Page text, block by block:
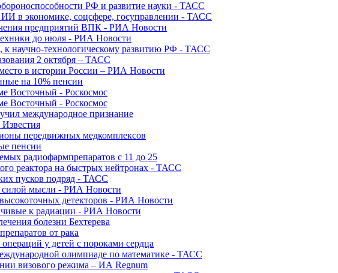
РФ и развитие науки - ТАСС
в экономике, соцсфере, госуправлении - ТАСС
предприятий ВПК - РИА Новости
до июля - РИА Новости
к научно-технологическому развитию РФ - ТАСС
2 октября – ТАСС
в истории России – РИА Новости
на 10% пенсии
Восточный - Роскосмос
Восточный - Роскосмос
международное признание
передвижных медкомплексов
пенсии
радиофармпрепаратов с 11 до 25
реактора на быстрых нейтронах - ТАСС
пусков подряд - ТАСС
силой мысли - РИА Новости
детекторов - РИА Новости
к радиации - РИА Новости
болезни Бехтерева
от рака
у детей с пороками сердца
олимпиаде по математике - ТАСС
визового режима – ИА Regnum